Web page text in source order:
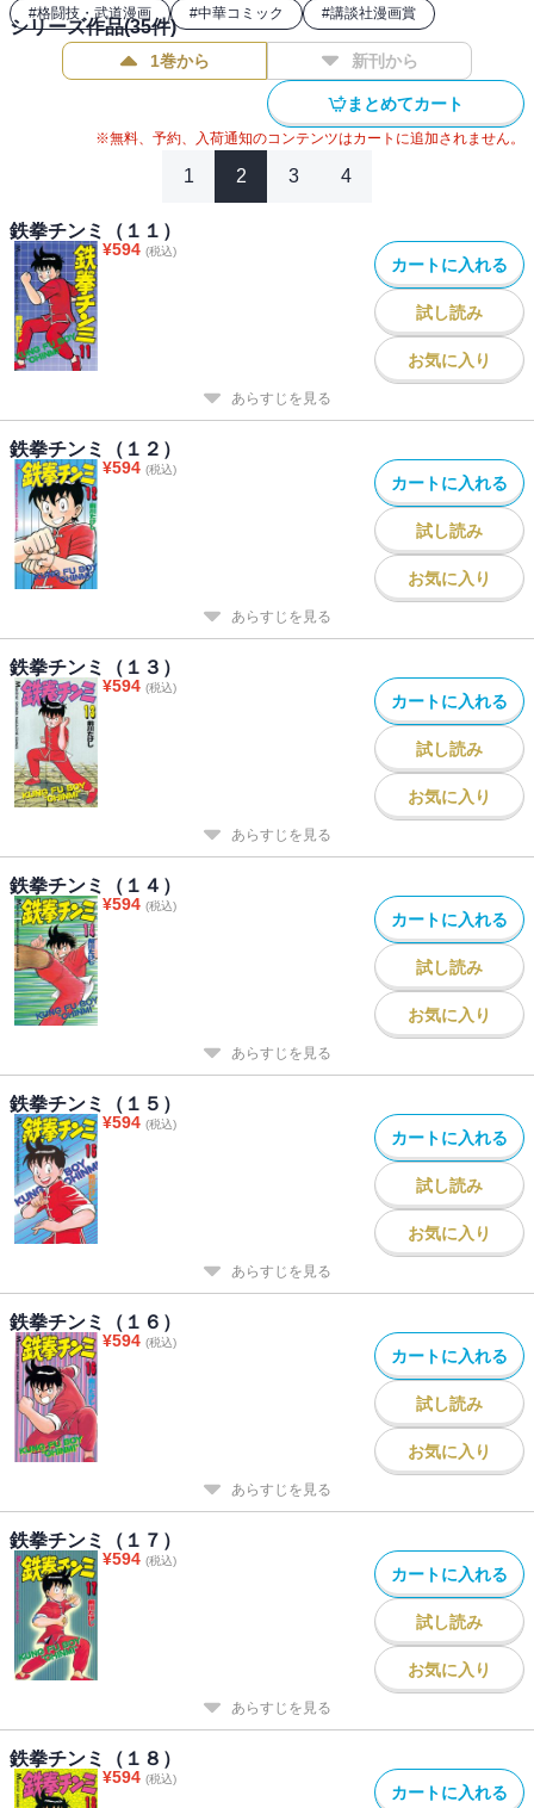
#格闘技・武道漫画 #中華コミック #講談社漫画賞
シリーズ作品(35件)
1巻から 新刊から
まとめてカート
※無料、予約、入荷通知のコンテンツはカートに追加されません。
1 2 3 4
鉄拳チンミ（１１）
¥594 (税込)
カートに入れる
試し読み
お気に入り
あらすじを見る
鉄拳チンミ（１２）
¥594 (税込)
カートに入れる
試し読み
お気に入り
あらすじを見る
鉄拳チンミ（１３）
¥594 (税込)
カートに入れる
試し読み
お気に入り
あらすじを見る
鉄拳チンミ（１４）
¥594 (税込)
カートに入れる
試し読み
お気に入り
あらすじを見る
鉄拳チンミ（１５）
¥594 (税込)
カートに入れる
試し読み
お気に入り
あらすじを見る
鉄拳チンミ（１６）
¥594 (税込)
カートに入れる
試し読み
お気に入り
あらすじを見る
鉄拳チンミ（１７）
¥594 (税込)
カートに入れる
試し読み
お気に入り
あらすじを見る
鉄拳チンミ（１８）
¥594 (税込)
カートに入れる